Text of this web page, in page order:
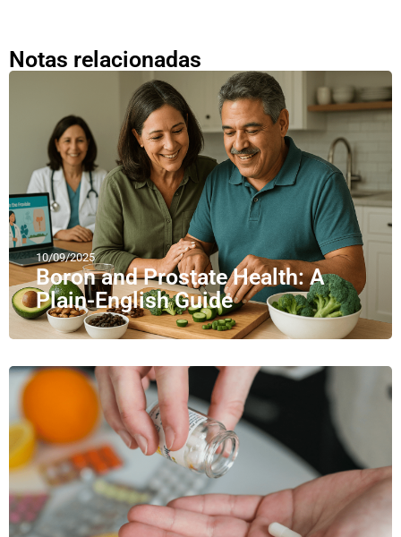
Notas relacionadas
10/09/2025
Boron and Prostate Health: A
Plain-English Guide